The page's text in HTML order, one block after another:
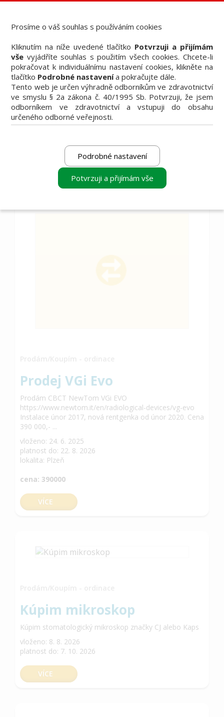
Knižní nabídka
Vzdělávací akce
Akční nabídky firem
Přehledy produktů
Inzerce
Předplatné / el. verze časopisů
Filtrovat
Prodej VGi Evo
Prodám CBCT NewTom VGi EVO
https://www.newtom.it/en/radiological-devices/vg-evo
Instalace únor 2017, nová rentgenka od únor 2020. Cena
390 000,- ...
vloženo: 24. 6. 2025
platnost do: 22. 8. 2026
lokalita: Plzeň
cena: 390000
VÍCE
Kúpim mikroskop
Kúpim stomatologický mikroskop značky CJ alebo Kaps
vloženo: 8. 8. 2026
platnost do: 7. 10. 2026
VÍCE
Prosíme o váš souhlas s používáním cookies
Kliknutím na níže uvedené tlačítko Potvrzuji a přijímám
vše vyjádříte souhlas s použitím všech cookies. Chcete-li
pokračovat k individuálnímu nastavení cookies, klikněte na
tlačítko Podrobné nastavenía pokračujte dále.
Tento web je určen výhradně odborníkům ve zdravotnictví
ve smyslu § 2a zákona č. 40/1995 Sb. Potvrzuji, že jsem
odborníkem ve zdravotnictví a vstupuji do obsahu
určeného odborné veřejnosti.
Podrobné nastavení
Potvrzuji a přijímám vše